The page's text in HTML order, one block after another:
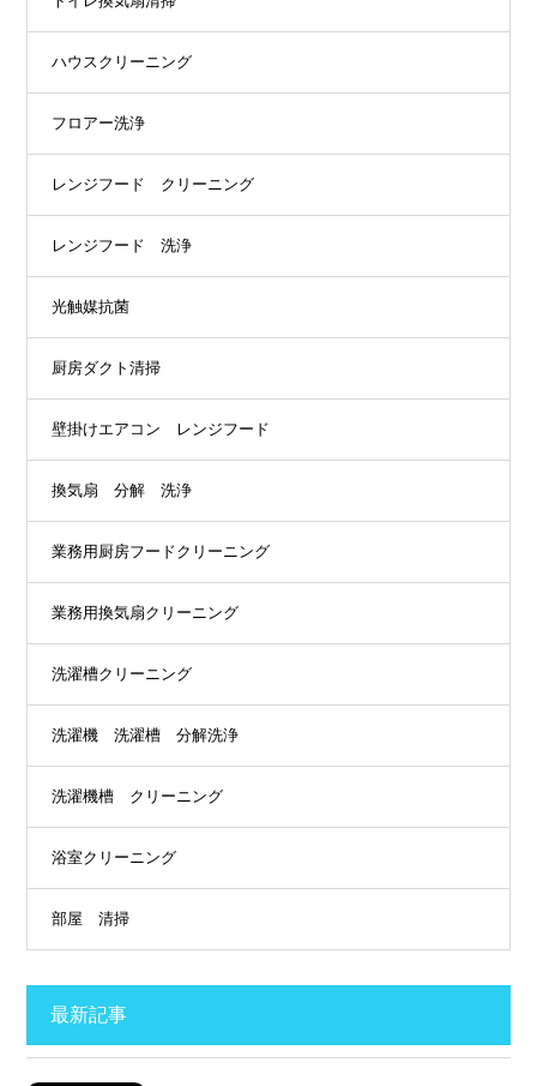
ハウスクリーニング
フロアー洗浄
レンジフード クリーニング
レンジフード 洗浄
光触媒抗菌
厨房ダクト清掃
壁掛けエアコン レンジフード
換気扇 分解 洗浄
業務用厨房フードクリーニング
業務用換気扇クリーニング
洗濯槽クリーニング
洗濯機 洗濯槽 分解洗浄
洗濯機槽 クリーニング
浴室クリーニング
部屋 清掃
最新記事